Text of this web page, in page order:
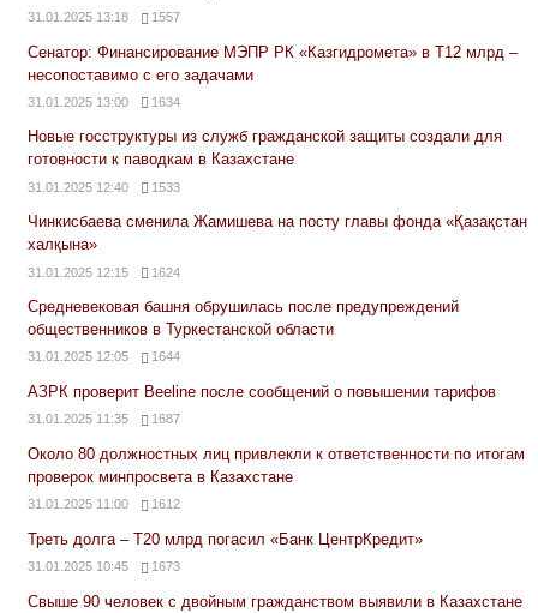
31.01.2025 13:18 1557
Сенатор: Финансирование МЭПР РК «Казгидромета» в Т12 млрд –
несопоставимо с его задачами
31.01.2025 13:00 1634
Новые госструктуры из служб гражданской защиты создали для
готовности к паводкам в Казахстане
31.01.2025 12:40 1533
Чинкисбаева сменила Жамишева на посту главы фонда «Қазақстан
халқына»
31.01.2025 12:15 1624
Средневековая башня обрушилась после предупреждений
общественников в Туркестанской области
31.01.2025 12:05 1644
АЗРК проверит Beeline после сообщений о повышении тарифов
31.01.2025 11:35 1687
Около 80 должностных лиц привлекли к ответственности по итогам
проверок минпросвета в Казахстане
31.01.2025 11:00 1612
Треть долга – Т20 млрд погасил «Банк ЦентрКредит»
31.01.2025 10:45 1673
Свыше 90 человек с двойным гражданством выявили в Казахстане